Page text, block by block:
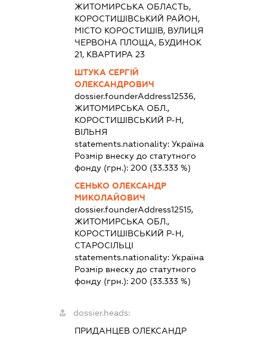
ЖИТОМИРСЬКА ОБЛАСТЬ,
КОРОСТИШІВСЬКИЙ РАЙОН,
МІСТО КОРОСТИШІВ, ВУЛИЦЯ
ЧЕРВОНА ПЛОЩА, БУДИНОК
21, КВАРТИРА 23
ШТУКА СЕРГІЙ
ОЛЕКСАНДРОВИЧ
dossier.founderAddress12536,
ЖИТОМИРСЬКА ОБЛ.,
КОРОСТИШІВСЬКИЙ Р-Н,
ВІЛЬНЯ
statements.nationality: Україна
Розмір внеску до статутного
фонду (грн.): 200 (33.333 %)
СЕНЬКО ОЛЕКСАНДР
МИКОЛАЙОВИЧ
dossier.founderAddress12515,
ЖИТОМИРСЬКА ОБЛ.,
КОРОСТИШІВСЬКИЙ Р-Н,
СТАРОСІЛЬЦІ
statements.nationality: Україна
Розмір внеску до статутного
фонду (грн.): 200 (33.333 %)
dossier.heads:
ПРИДАНЦЕВ ОЛЕКСАНДР